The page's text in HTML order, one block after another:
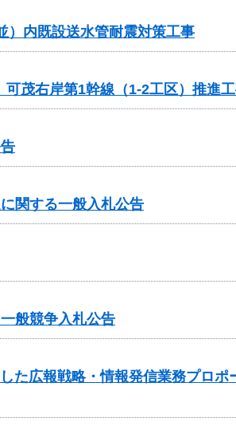
）内既設送水管耐震対策工事
茂右岸第1幹線（1-2工区）推進
関する一般入札公告
般競争入札公告
広報戦略・情報発信業務プロポ